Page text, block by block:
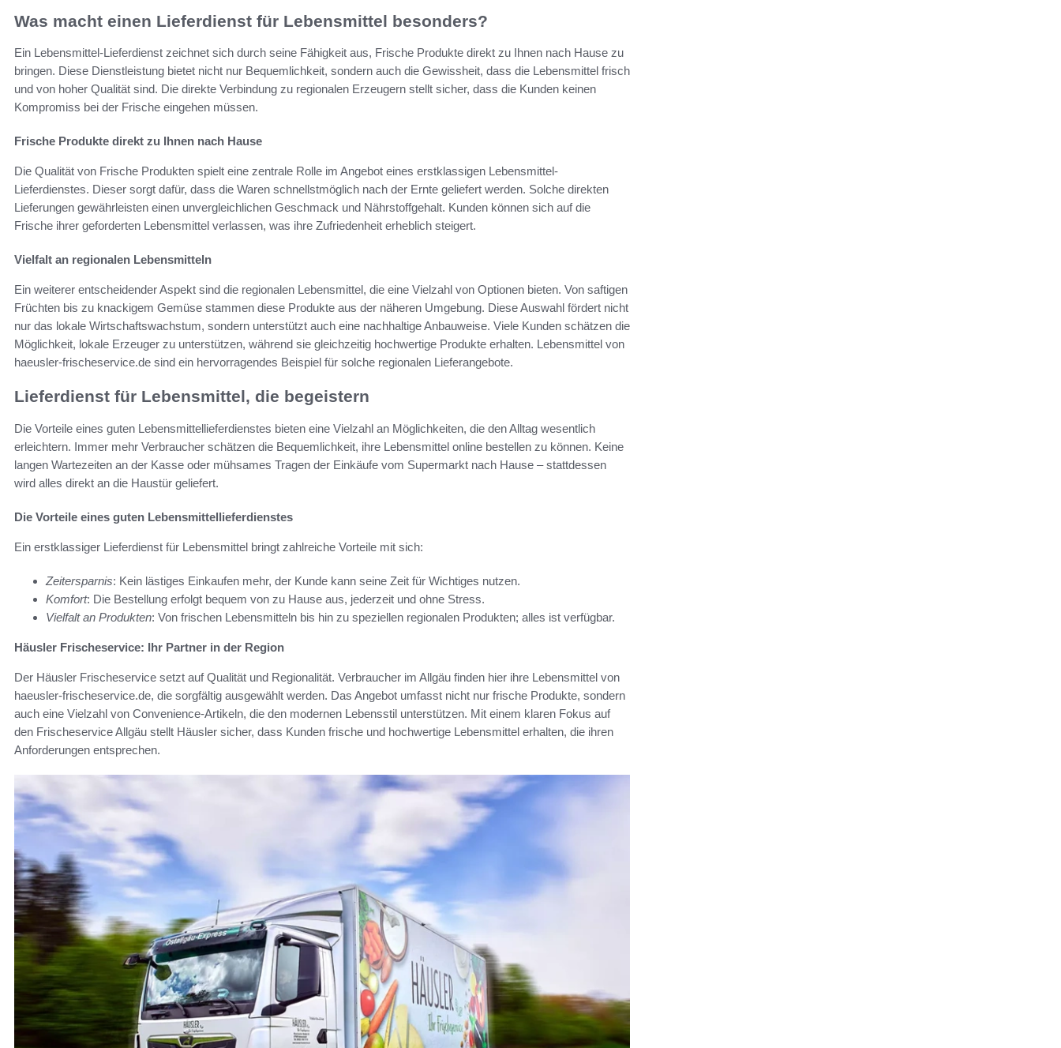
Was macht einen Lieferdienst für Lebensmittel besonders?
Ein Lebensmittel-Lieferdienst zeichnet sich durch seine Fähigkeit aus, Frische Produkte direkt zu Ihnen nach Hause zu
bringen. Diese Dienstleistung bietet nicht nur Bequemlichkeit, sondern auch die Gewissheit, dass die Lebensmittel frisch
und von hoher Qualität sind. Die direkte Verbindung zu regionalen Erzeugern stellt sicher, dass die Kunden keinen
Kompromiss bei der Frische eingehen müssen.
Frische Produkte direkt zu Ihnen nach Hause
Die Qualität von Frische Produkten spielt eine zentrale Rolle im Angebot eines erstklassigen Lebensmittel-
Lieferdienstes. Dieser sorgt dafür, dass die Waren schnellstmöglich nach der Ernte geliefert werden. Solche direkten
Lieferungen gewährleisten einen unvergleichlichen Geschmack und Nährstoffgehalt. Kunden können sich auf die
Frische ihrer geforderten Lebensmittel verlassen, was ihre Zufriedenheit erheblich steigert.
Vielfalt an regionalen Lebensmitteln
Ein weiterer entscheidender Aspekt sind die regionalen Lebensmittel, die eine Vielzahl von Optionen bieten. Von saftigen
Früchten bis zu knackigem Gemüse stammen diese Produkte aus der näheren Umgebung. Diese Auswahl fördert nicht
nur das lokale Wirtschaftswachstum, sondern unterstützt auch eine nachhaltige Anbauweise. Viele Kunden schätzen die
Möglichkeit, lokale Erzeuger zu unterstützen, während sie gleichzeitig hochwertige Produkte erhalten. Lebensmittel von
haeusler-frischeservice.de sind ein hervorragendes Beispiel für solche regionalen Lieferangebote.
Lieferdienst für Lebensmittel, die begeistern
Die Vorteile eines guten Lebensmittellieferdienstes bieten eine Vielzahl an Möglichkeiten, die den Alltag wesentlich
erleichtern. Immer mehr Verbraucher schätzen die Bequemlichkeit, ihre Lebensmittel online bestellen zu können. Keine
langen Wartezeiten an der Kasse oder mühsames Tragen der Einkäufe vom Supermarkt nach Hause – stattdessen
wird alles direkt an die Haustür geliefert.
Die Vorteile eines guten Lebensmittellieferdienstes
Ein erstklassiger Lieferdienst für Lebensmittel bringt zahlreiche Vorteile mit sich:
Zeitersparnis: Kein lästiges Einkaufen mehr, der Kunde kann seine Zeit für Wichtiges nutzen.
Komfort: Die Bestellung erfolgt bequem von zu Hause aus, jederzeit und ohne Stress.
Vielfalt an Produkten: Von frischen Lebensmitteln bis hin zu speziellen regionalen Produkten; alles ist verfügbar.
Häusler Frischeservice: Ihr Partner in der Region
Der Häusler Frischeservice setzt auf Qualität und Regionalität. Verbraucher im Allgäu finden hier ihre Lebensmittel von
haeusler-frischeservice.de, die sorgfältig ausgewählt werden. Das Angebot umfasst nicht nur frische Produkte, sondern
auch eine Vielzahl von Convenience-Artikeln, die den modernen Lebensstil unterstützen. Mit einem klaren Fokus auf
den Frischeservice Allgäu stellt Häusler sicher, dass Kunden frische und hochwertige Lebensmittel erhalten, die ihren
Anforderungen entsprechen.